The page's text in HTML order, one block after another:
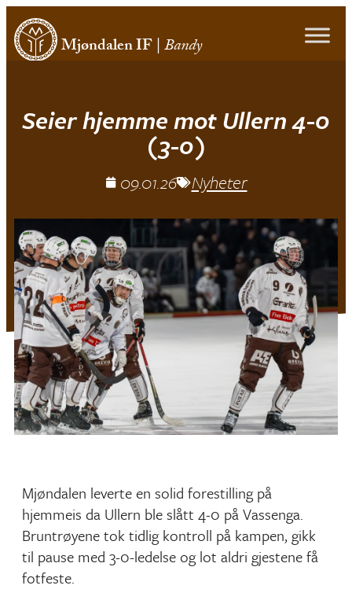
Mjøndalen IF|Bandy
Seier hjemme mot Ullern 4-0
(3-0)
09.01.26 Nyheter
Mjøndalen leverte en solid forestilling på
hjemmeis da Ullern ble slått 4-0 på Vassenga.
Bruntrøyene tok tidlig kontroll på kampen, gikk
til pause med 3-0-ledelse og lot aldri gjestene få
fotfeste.